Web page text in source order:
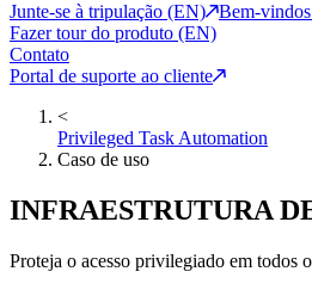
Junte-se à tripulação (EN)
Bem-
Fazer tour do produto (EN)
Contato
Portal de suporte ao cliente
<
Privileged Task Automation
Caso de uso
INFRAESTRUTURA
Proteja o acesso privilegiado em todos